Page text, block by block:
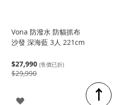
Vona 防潑水 防貓抓布
沙發 深海藍 3人 221cm
$27,990 (售價已折)
$29,990
登
↑